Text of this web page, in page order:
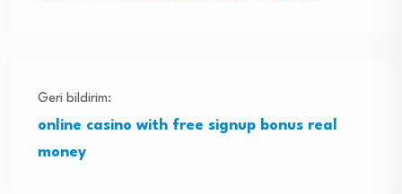
Geri bildirim:
online casino with free signup bonus real
money